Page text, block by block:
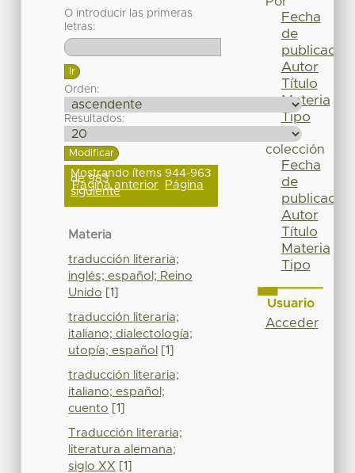
O introducir las primeras
letras:
Orden:
Resultados:
Mostrando ítems 944-963
de 983
Página anterior Página
siguiente
Materia
traducción literaria;
inglés; español; Reino
Unido [1]
traducción literaria;
italiano; dialectología;
utopía; español
[1]
traducción literaria;
italiano; español;
cuento [1]
Traducción literaria;
literatura alemana;
siglo XX [1]
Fecha
de
publicación
Autor
Título
Materia
Tipo
colección
Fecha
de
publicación
Autor
Título
Materia
Tipo
Usuario
Acceder